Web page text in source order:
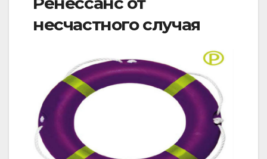
несчастного случая